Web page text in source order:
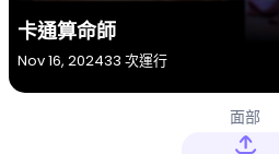
卡通算命師
Nov 16, 202433 次運行
面部